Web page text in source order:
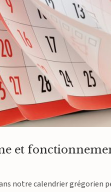
et
notre calendrier grégorien